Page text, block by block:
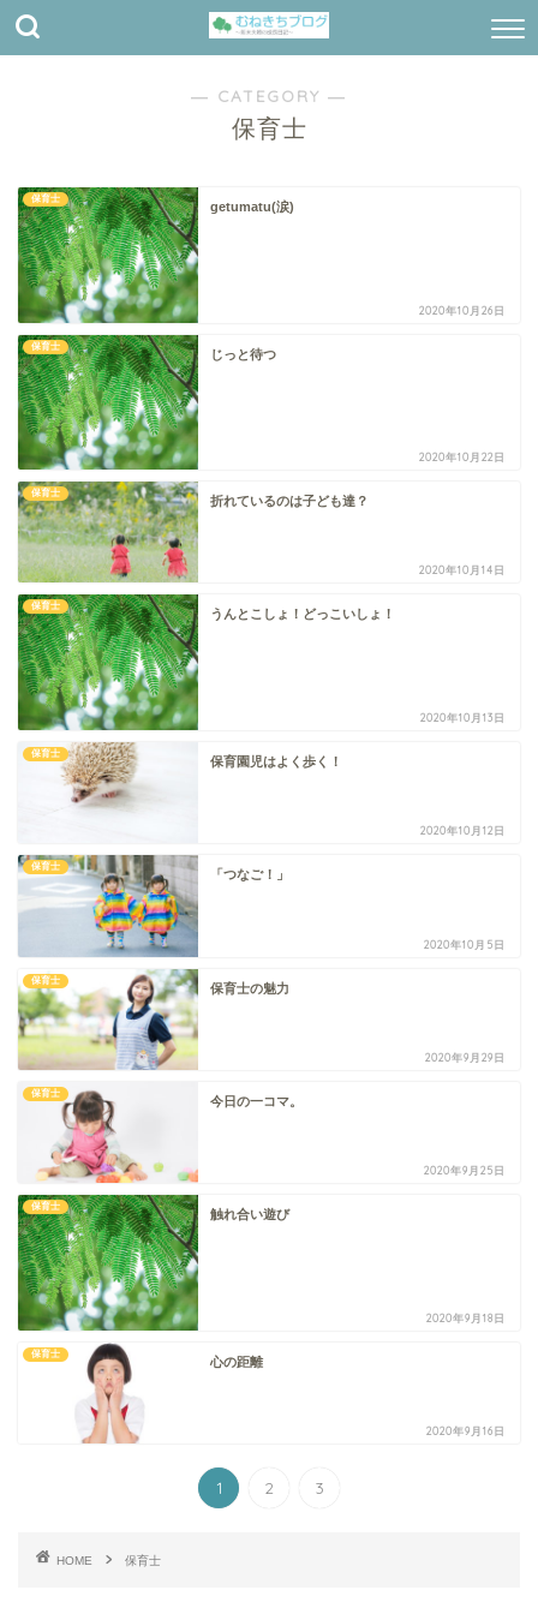
― CATEGORY ―
保育士
保育士
getumatu(涙)
2020年10月26日
保育士
じっと待つ
2020年10月22日
保育士
折れているのは子ども達？
2020年10月14日
保育士
うんとこしょ！どっこいしょ！
2020年10月13日
保育士
保育園児はよく歩く！
2020年10月12日
保育士
「つなご！」
2020年10月5日
保育士
保育士の魅力
2020年9月29日
保育士
今日の一コマ。
2020年9月25日
保育士
触れ合い遊び
2020年9月18日
保育士
心の距離
2020年9月16日
1 2 3
HOME 保育士